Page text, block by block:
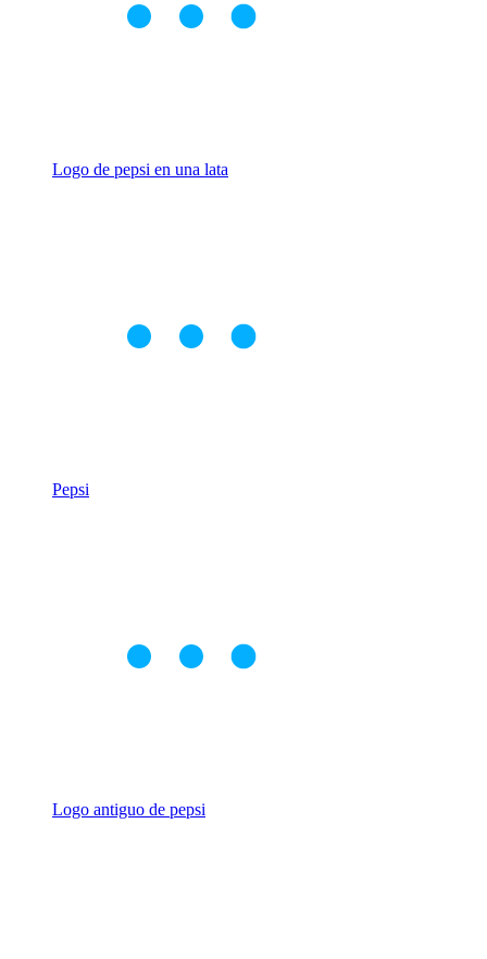
Logo de pepsi en una lata
Pepsi
Logo antiguo de pepsi